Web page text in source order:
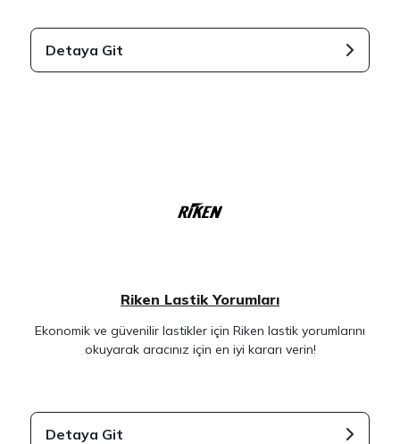
Detaya Git
Riken Lastik Yorumları
Ekonomik ve güvenilir lastikler için Riken lastik yorumlarını
okuyarak aracınız için en iyi kararı verin!
Detaya Git